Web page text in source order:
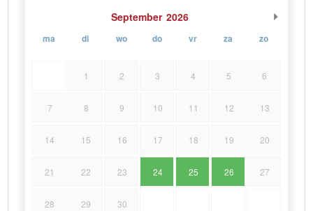
September 2026
ma di wo do vr za zo
1 2 3 4 5 6
7 8 9 10 11 12 13
14 15 16 17 18 19 20
21 22 23 24 25 26 27
28 29 30